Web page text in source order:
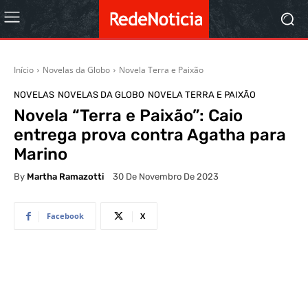
Início Novelas da Globo Novela Terra e Paixão
NOVELAS NOVELAS DA GLOBO NOVELA TERRA E PAIXÃO
Novela “Terra e Paixão”: Caio
entrega prova contra Agatha para
Marino
By Martha Ramazotti 30 De Novembro De 2023
Facebook X